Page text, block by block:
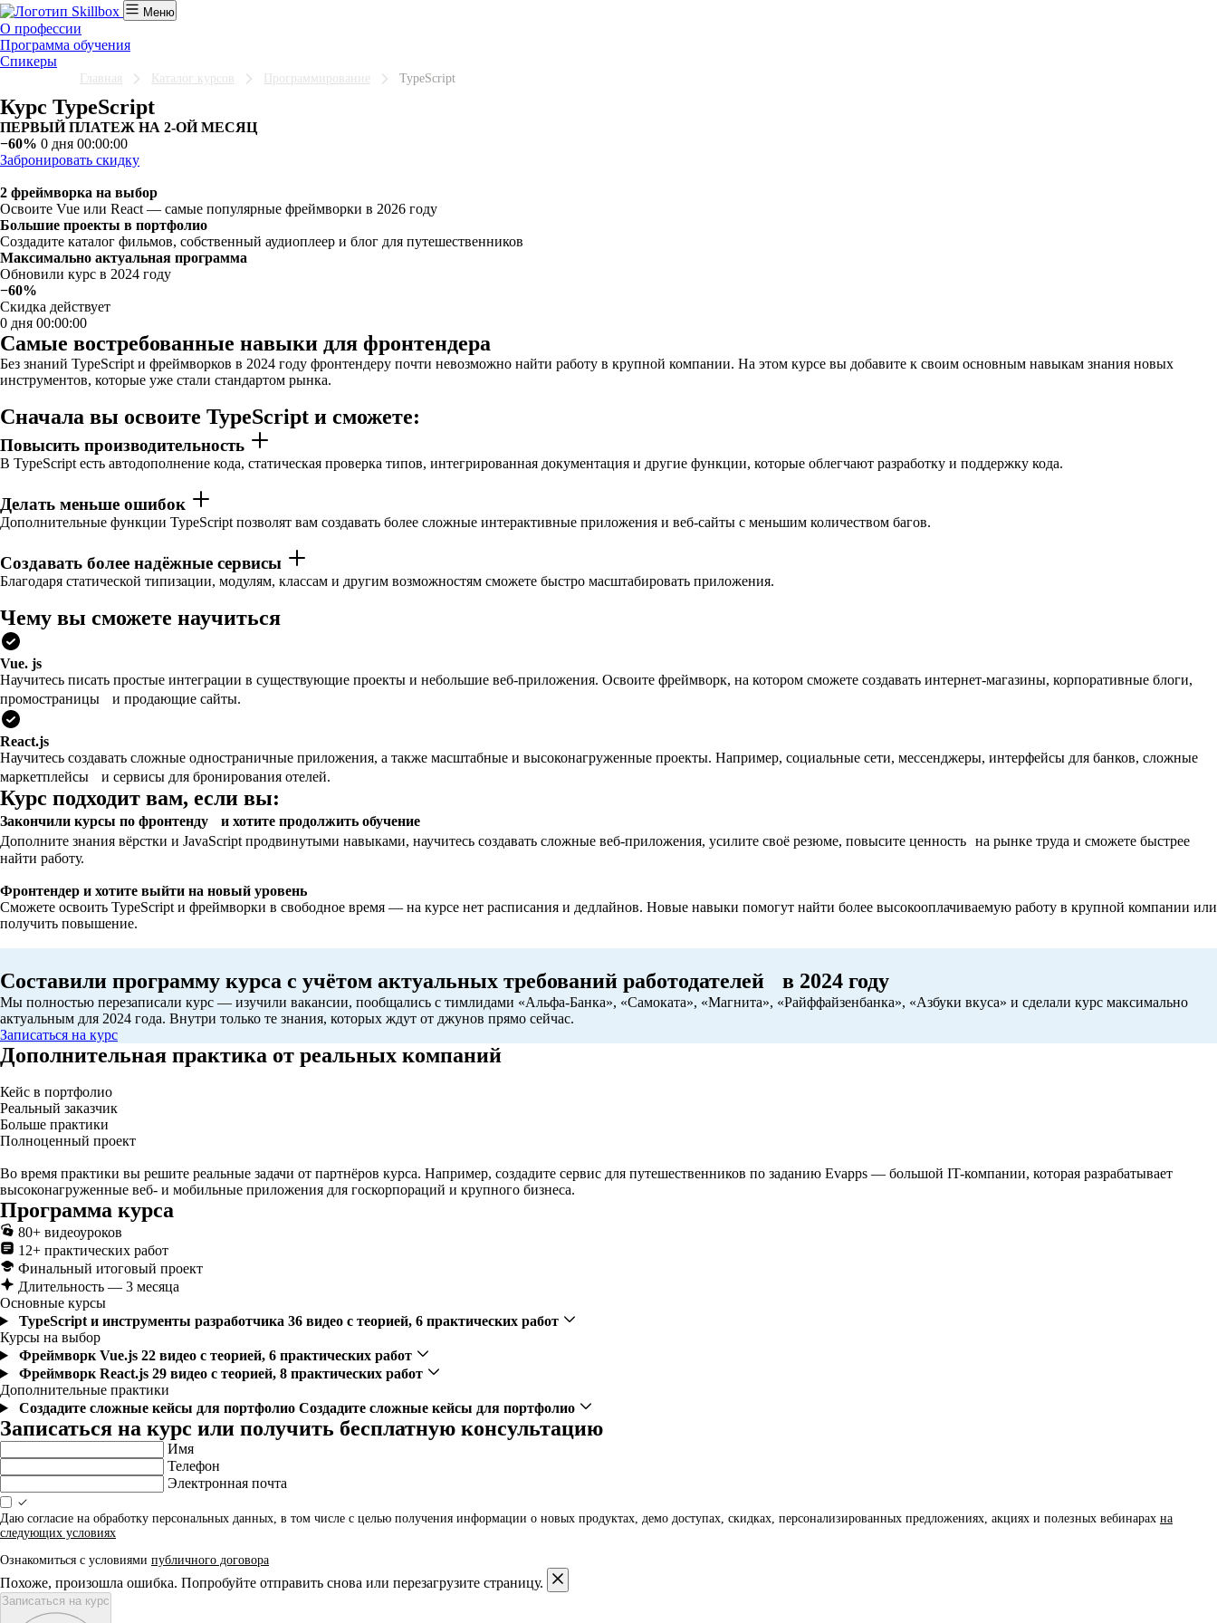
Меню
О профессии
Программа обучения
Спикеры
Главная Каталог курсов Программирование TypeScript
Курс TypeScript
ПЕРВЫЙ ПЛАТЕЖ НА 2-ОЙ МЕСЯЦ
−60% 0 дня 00:00:00
Забронировать скидку
2 фреймворка на выбор
Освоите Vue или React — самые популярные фреймворки в 2026 году
Большие проекты в портфолио
Создадите каталог фильмов, собственный аудиоплеер и блог для путешественников
Максимально актуальная программа
Обновили курс в 2024 году
−60%
Скидка действует
0 дня 00:00:00
Самые востребованные навыки для фронтендера
Без знаний TypeScript и фреймворков в 2024 году фронтендеру почти невозможно найти работу в крупной компании. На этом курсе вы добавите к своим основным навыкам знания новых
инструментов, которые уже стали стандартом рынка.
Сначала вы освоите TypeScript и сможете:
Повысить производительность
В TypeScript есть автодополнение кода, статическая проверка типов, интегрированная документация и другие функции, которые облегчают разработку и поддержку кода.
Делать меньше ошибок
Дополнительные функции TypeScript позволят вам создавать более сложные интерактивные приложения и веб-сайты с меньшим количеством багов.
Создавать более надёжные сервисы
Благодаря статической типизации, модулям, классам и другим возможностям сможете быстро масштабировать приложения.
Чему вы сможете научиться
Vue. js
Научитесь писать простые интеграции в существующие проекты и небольшие веб-приложения. Освоите фреймворк, на котором сможете создавать интернет-магазины, корпоративные блоги,
промостраницы и продающие сайты.
React.js
Научитесь создавать сложные одностраничные приложения, а также масштабные и высоконагруженные проекты. Например, социальные сети, мессенджеры, интерфейсы для банков, сложные
маркетплейсы и сервисы для бронирования отелей.
Курс подходит вам, если вы:
Закончили курсы по фронтенду и хотите продолжить обучение
Дополните знания вёрстки и JavaScript продвинутыми навыками, научитесь создавать сложные веб-приложения, усилите своё резюме, повысите ценность на рынке труда и сможете быстрее
найти работу.
Фронтендер и хотите выйти на новый уровень
Сможете освоить TypeScript и фреймворки в свободное время — на курсе нет расписания и дедлайнов. Новые навыки помогут найти более высокооплачиваемую работу в крупной компании или
получить повышение.
Составили программу курса с учётом актуальных требований работодателей в 2024 году
Мы полностью перезаписали курс — изучили вакансии, пообщались с тимлидами «Альфа-Банка», «Самоката», «Магнита», «Райффайзенбанка», «Азбуки вкуса» и сделали курс максимально
актуальным для 2024 года. Внутри только те знания, которых ждут от джунов прямо сейчас.
Записаться на курс
Дополнительная практика от реальных компаний
Кейс в портфолио
Реальный заказчик
Больше практики
Полноценный проект
Во время практики вы решите реальные задачи от партнёров курса. Например, создадите сервис для путешественников по заданию Evapps — большой IT-компании, которая разрабатывает
высоконагруженные веб- и мобильные приложения для госкорпораций и крупного бизнеса.
Программа курса
80+ видеоуроков
12+ практических работ
Финальный итоговый проект
Длительность — 3 месяца
Основные курсы
TypeScript и инструменты разработчика 36 видео с теорией, 6 практических работ
Курсы на выбор
Фреймворк Vue.js 22 видео с теорией, 6 практических работ
Фреймворк React.js 29 видео с теорией, 8 практических работ
Дополнительные практики
Создадите сложные кейсы для портфолио Создадите сложные кейсы для портфолио
Записаться на курс или получить бесплатную консультацию
Имя
Телефон
Электронная почта
Даю согласие на обработку персональных данных, в том числе с целью получения информации о новых продуктах, демо доступах, скидках, персонализированных предложениях, акциях и полезных вебинарах на
следующих условиях
Ознакомиться с условиями публичного договора
Похоже, произошла ошибка. Попробуйте отправить снова или перезагрузите страницу.
Записаться на курс